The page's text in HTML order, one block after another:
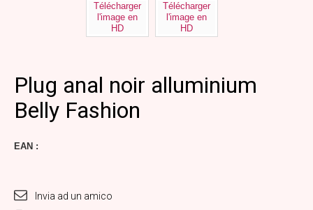
Télécharger
l'image en
HD
Télécharger
l'image en
HD
Plug anal noir alluminium
Belly Fashion
EAN :
Invia ad un amico